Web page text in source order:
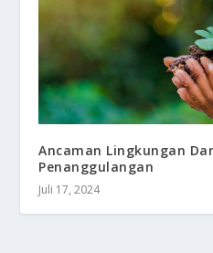
Ancaman Lingkungan
Penanggulangan
Juli 17, 2024